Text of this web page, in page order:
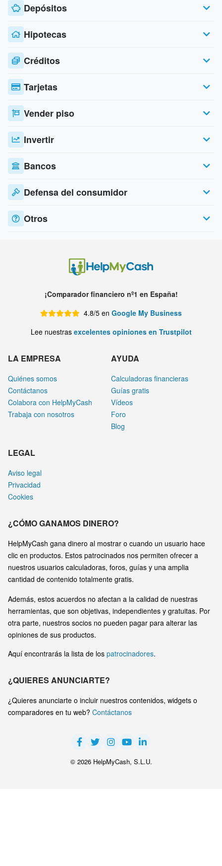
Depósitos
Hipotecas
Créditos
Tarjetas
Vender piso
Invertir
Bancos
Defensa del consumidor
Otros
¡Comparador financiero nº1 en España!
4.8/5 en Google My Business
Lee nuestras excelentes opiniones en Trustpilot
LA EMPRESA
Quiénes somos
Contáctanos
Colabora con HelpMyCash
Trabaja con nosotros
AYUDA
Calculadoras financieras
Guías gratis
Vídeos
Foro
Blog
LEGAL
Aviso legal
Privacidad
Cookies
¿CÓMO GANAMOS DINERO?
HelpMyCash gana dinero al mostrar o cuando un usuario hace
clic en productos. Estos patrocinados nos permiten ofrecer a
nuestros usuarios calculadoras, foros, guías y una amplia
cantidad de contenido totalmente gratis.
Además, estos acuerdos no afectan a la calidad de nuestras
herramientas, que son objetivas, independientes y gratuitas. Por
otra parte, nuestros socios no pueden pagar para alterar las
opiniones de sus productos.
Aquí encontrarás la lista de los patrocinadores.
¿QUIERES ANUNCIARTE?
¿Quieres anunciarte o incluir nuestros contenidos, widgets o
comparadores en tu web? Contáctanos
© 2026 HelpMyCash, S.L.U.